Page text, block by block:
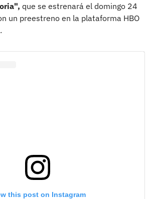
que se estrenará el domingo 24
un preestreno en la plataforma HBO
this post on Instagram